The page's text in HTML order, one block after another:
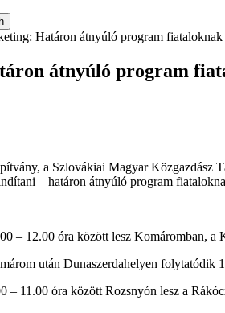
Határon átnyúló program fiataloknak
átnyúló program
a Szlovákiai Magyar Közgazdász
– határon átnyúló program
– 12.00 óra között lesz Komáromban, a
után Dunaszerdahelyen
– 11.00 óra között Rozsnyón lesz a